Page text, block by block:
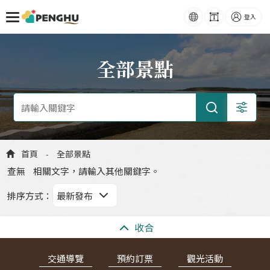
跳到主要內容
語系 字級 登入
首頁 - 全部景點
全部景點
查無
相關文字，請輸入其他關鍵字。
排序方式 ：
收合
交通導覽 預約訂票 觀光活動